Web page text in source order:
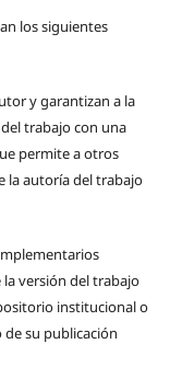
los siguientes
y garantizan a la
trabajo con una
permite a otros
la autoría del trabajo
versión del trabajo
institucional o
su publicación